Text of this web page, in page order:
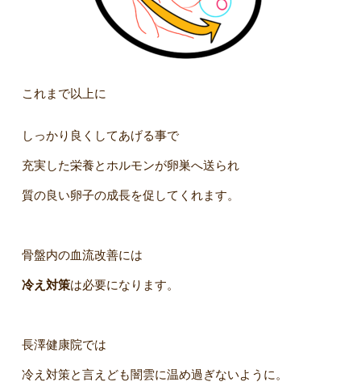
これまで以上に
しっかり良くしてあげる事で
充実した栄養とホルモンが卵巣へ送られ
質の良い卵子の成長を促してくれます。
骨盤内の血流改善には
冷え対策は必要になります。
長澤健康院では
冷え対策と言えども闇雲に温め過ぎないように。